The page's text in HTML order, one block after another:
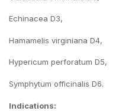
Echinacea D3,
Hamamelis virginiana D4,
Hypericum perforatum D5,
Symphytum officinalis D6.
Indications: